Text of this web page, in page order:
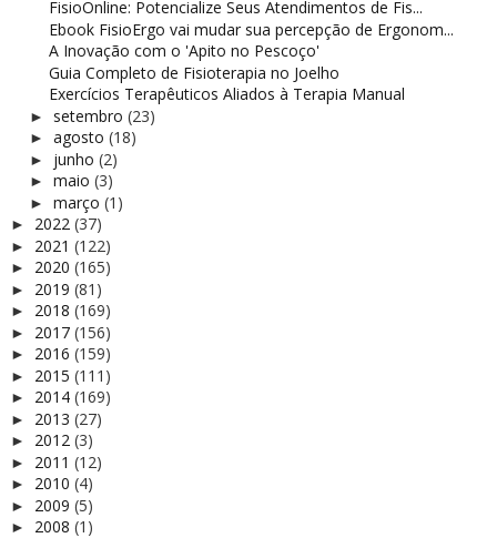
FisioOnline: Potencialize Seus Atendimentos de Fis...
Ebook FisioErgo vai mudar sua percepção de Ergonom...
A Inovação com o 'Apito no Pescoço'
Guia Completo de Fisioterapia no Joelho
Exercícios Terapêuticos Aliados à Terapia Manual
► setembro (23)
► agosto (18)
► junho (2)
► maio (3)
► março (1)
► 2022 (37)
► 2021 (122)
► 2020 (165)
► 2019 (81)
► 2018 (169)
► 2017 (156)
► 2016 (159)
► 2015 (111)
► 2014 (169)
► 2013 (27)
► 2012 (3)
► 2011 (12)
► 2010 (4)
► 2009 (5)
► 2008 (1)